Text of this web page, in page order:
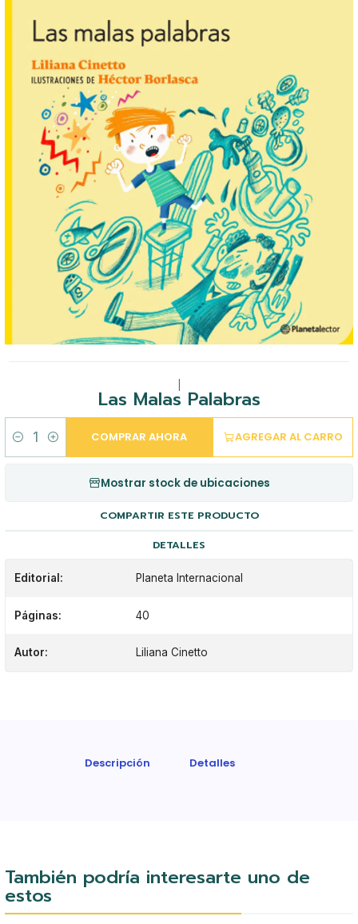
Las Malas Palabras
Cantidad
AGREGAR AL CARRO
COMPRAR AHORA
Mostrar stock de ubicaciones
COMPARTIR ESTE PRODUCTO
DETALLES
Editorial: Planeta Internacional
Páginas: 40
Autor: Liliana Cinetto
Descripción Detalles
También podría interesarte uno de
estos